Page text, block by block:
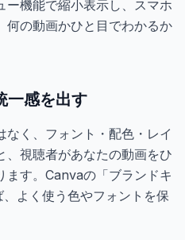
機能で縮小表示し、スマホ
何の動画かひと目でわかるか
一感を出す
く、フォント・配色・レイ
、視聴者があなたの動画をひ
ます。Canvaの「ブランドキ
よく使う色やフォントを保